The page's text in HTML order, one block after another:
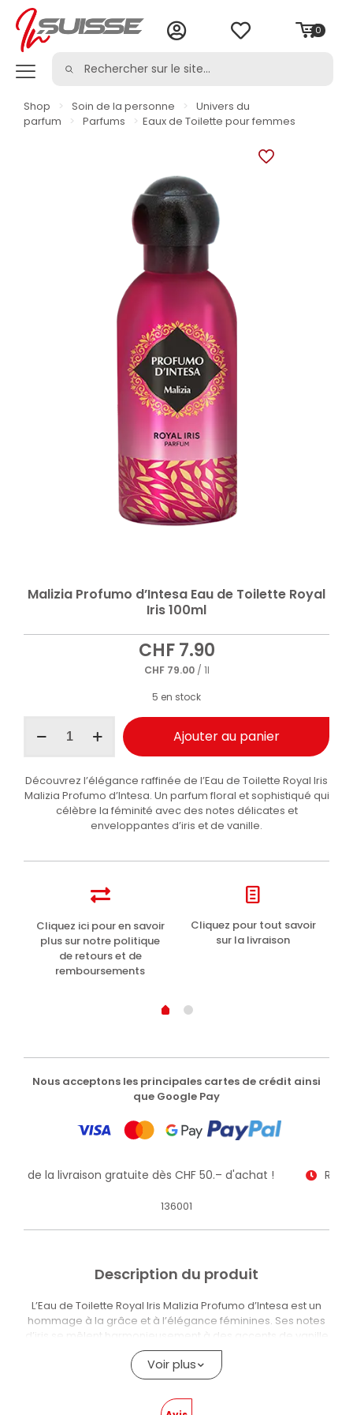
0
Shop > Soin de la personne >
Univers du
parfum
> Parfums > Eaux de Toilette pour femmes
Malizia Profumo d’Intesa Eau de Toilette Royal
Iris 100ml
CHF7.90
CHF79.00/ 1l
5 en stock
d'Intesa
Eau
Iris
Ajouter au panier
Découvrez l’élégance raffinée de l’Eau de Toilette Royal Iris
Malizia Profumo d’Intesa. Un parfum floral et sophistiqué qui
célèbre la féminité avec des notes délicates et
enveloppantes d’iris et de vanille.
Cliquez ici pour en savoir
plus sur notre politique
de retours et de
remboursements
Cliquez pour tout savoir
sur la livraison
Nous acceptons les principales cartes de crédit ainsi
que Google Pay
de la livraison gratuite dès CHF 50.– d'achat !
136001
Description du produit
L’Eau de Toilette Royal Iris Malizia Profumo d’Intesa est un
hommage à la grâce et à l’élégance féminines. Ses notes
d’iris se mêlent harmonieusement à des accents de vanille
et de musc blanc, créant une fragrance florale
sophistiquée et séduisante. De plus, sa formule hautement
concentrée garantit un parfum de longue durée, laissant
sur la peau une senteur raffinée et persistante.
Voir plus